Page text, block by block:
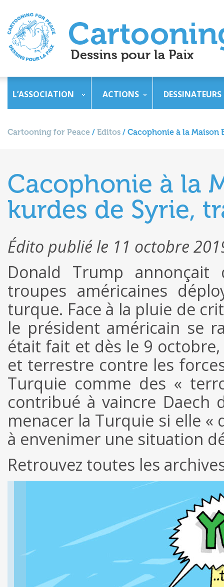
L’ASSOCIATION ACTIONS DESSINATEURS
Cartooning for Peace / Editos / Cacophonie à la Maison
Cacophonie à la
kurdes de Syrie,
Édito publié le 11 octobre
Donald Trump
troupes américaines
turque. Face à la pluie de
le président américain se
était fait et dès le 9
et terrestre contre les
Turquie comme des «
contribué à vaincre Daech
menacer la Turquie si elle «
à envenimer une situation
Retrouvez toutes les